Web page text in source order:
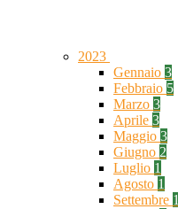
2023
Gennaio 3
Febbraio 5
Marzo 3
Aprile 3
Maggio 3
Giugno 2
Luglio 1
Agosto 1
Settembre 1